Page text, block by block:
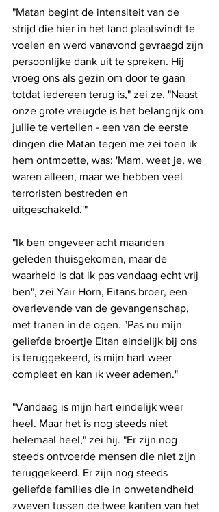
"Matan begint de intensiteit van de
strijd die hier in het land plaatsvindt te
voelen en werd vanavond gevraagd zijn
persoonlijke dank uit te spreken. Hij
vroeg ons als gezin om door te gaan
totdat iedereen terug is," zei ze. "Naast
onze grote vreugde is het belangrijk om
jullie te vertellen - een van de eerste
dingen die Matan tegen me zei toen ik
hem ontmoette, was: 'Mam, weet je, we
waren alleen, maar we hebben veel
terroristen bestreden en
uitgeschakeld.'"
"Ik ben ongeveer acht maanden
geleden thuisgekomen, maar de
waarheid is dat ik pas vandaag echt vrij
ben", zei Yair Horn, Eitans broer, een
overlevende van de gevangenschap,
met tranen in de ogen. "Pas nu mijn
geliefde broertje Eitan eindelijk bij ons
is teruggekeerd, is mijn hart weer
compleet en kan ik weer ademen."
"Vandaag is mijn hart eindelijk weer
heel. Maar het is nog steeds niet
helemaal heel," zei hij. "Er zijn nog
steeds ontvoerde mensen die niet zijn
teruggekeerd. Er zijn nog steeds
geliefde families die in onwetendheid
zweven tussen de twee kanten van het